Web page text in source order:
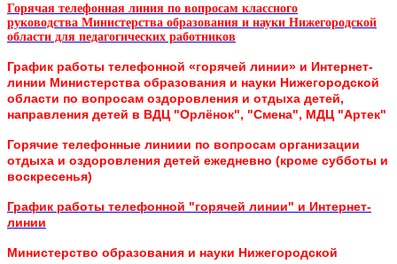
Горячая телефонная линия по вопросам классного
руководства Министерства образования и науки Нижегородской
области для педагогических работников
График работы телефонной «горячей линии» и Интернет-
линии Министерства образования и науки Нижегородской
области по вопросам оздоровления и отдыха детей,
направления детей в ВДЦ "Орлёнок", "Смена", МДЦ "Артек"
Горячие телефонные линиии по вопросам организации
отдыха и оздоровления детей ежедневно (кроме субботы и
воскресенья)
График работы телефонной "горячей линии" и Интернет-
линии
Министерство образования и науки Нижегородской